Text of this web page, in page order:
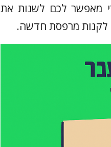
מאפשר לכם לשנות את
לקנות מרפסת חדשה.